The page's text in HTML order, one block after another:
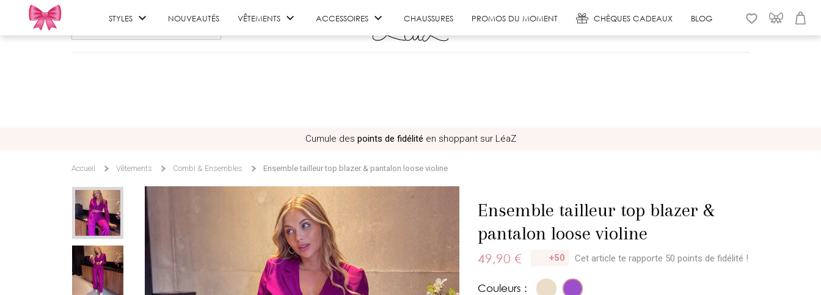
STYLES  NOUVEAUTÉS VÊTEMENTS  ACCESSOIRES  CHAUSSURES PROMOS DU MOMENT CHÈQUES CADEAUX BLOG
Cumule des points de fidélité en shoppant sur LéaZ
Accueil Vêtements Combi & Ensembles Ensemble tailleur top blazer & pantalon loose violine
Ensemble tailleur top blazer &
pantalon loose violine
49,90 € +50 Cet article te rapporte 50 points de fidélité !
Couleurs :